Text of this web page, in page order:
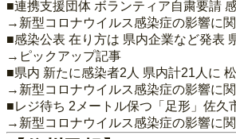
■連携支援団体 ボランティア自粛要請
→新型コロナウイルス感染症の影響に
■感染公表 在り方は 県内企業など発表
→ピックアップ記事
■県内 新たに感染者2人 県内計21人に
→新型コロナウイルス感染症の影響に
■レジ待ち 2メートル保つ「足形」佐久
→新型コロナウイルス感染症の影響に